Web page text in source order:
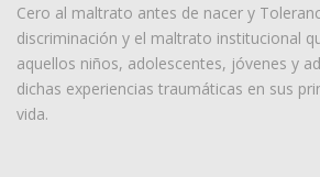
Cero al maltrato antes de nacer y
discriminación y el maltrato institucional
aquellos niños, adolescentes, jóvenes y
dichas experiencias traumáticas en sus
vida.